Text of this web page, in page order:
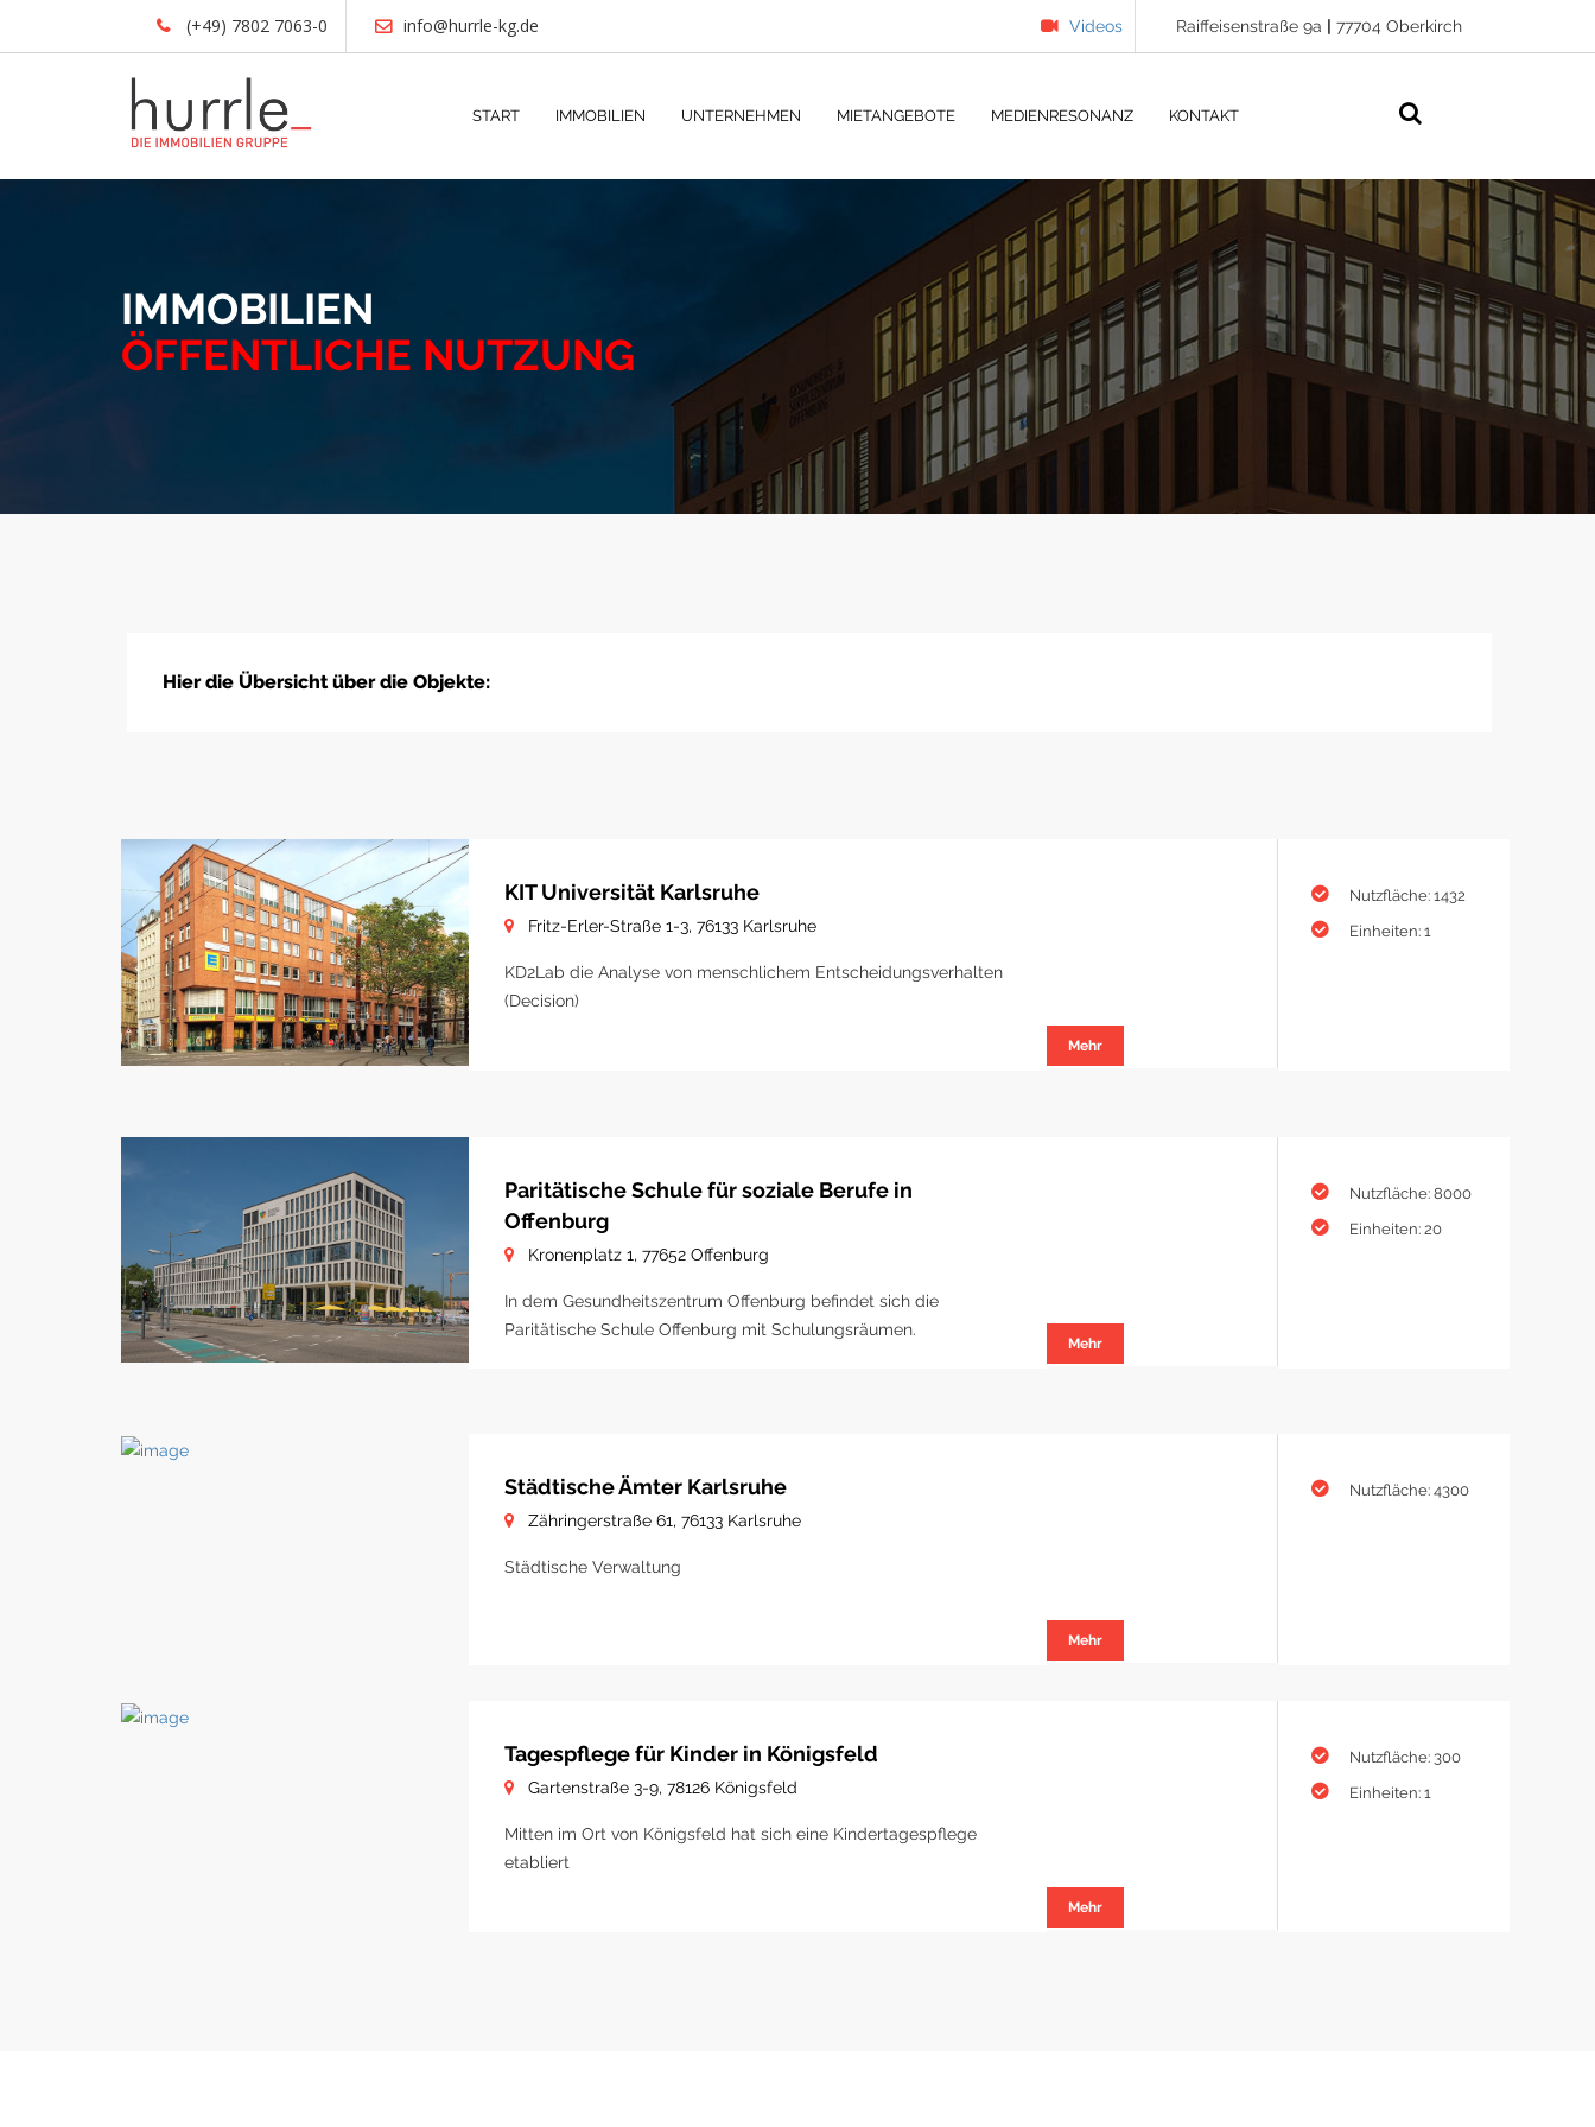
(+49) 7802 7063-0 info@hurrle-kg.de Videos Raiffeisenstraße 9a | 77704 Oberkirch
START IMMOBILIEN UNTERNEHMEN MIETANGEBOTE MEDIENRESONANZ KONTAKT
IMMOBILIEN
ÖFFENTLICHE NUTZUNG
Hier die Übersicht über die Objekte:
KIT Universität Karlsruhe
Fritz-Erler-Straße 1-3, 76133 Karlsruhe
KD2Lab die Analyse von menschlichem Entscheidungsverhalten
(Decision)
Mehr
Nutzfläche: 1432
Einheiten: 1
Paritätische Schule für soziale Berufe in
Offenburg
Kronenplatz 1, 77652 Offenburg
In dem Gesundheitszentrum Offenburg befindet sich die
Paritätische Schule Offenburg mit Schulungsräumen.
Mehr
Nutzfläche: 8000
Einheiten: 20
Städtische Ämter Karlsruhe
Zähringerstraße 61, 76133 Karlsruhe
Städtische Verwaltung
Mehr
Nutzfläche: 4300
Tagespflege für Kinder in Königsfeld
Gartenstraße 3-9, 78126 Königsfeld
Mitten im Ort von Königsfeld hat sich eine Kindertagespflege
etabliert
Mehr
Nutzfläche: 300
Einheiten: 1